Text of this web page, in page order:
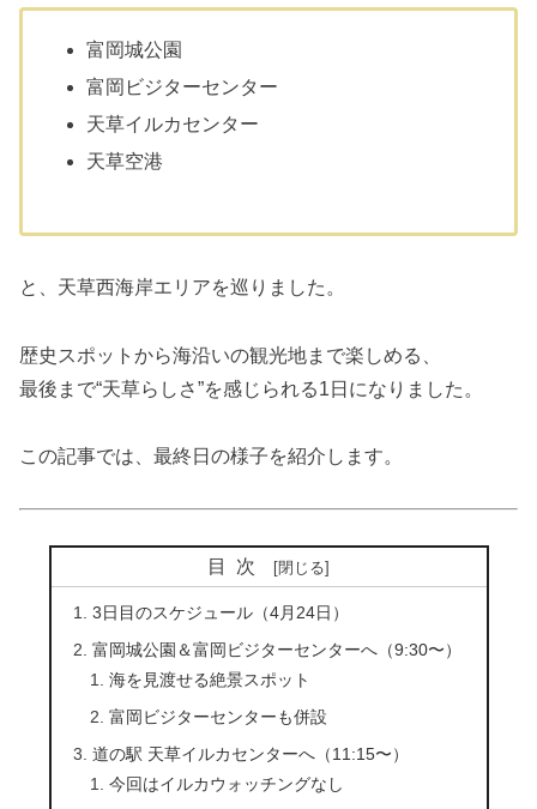
富岡城公園
富岡ビジターセンター
天草イルカセンター
天草空港
と、天草西海岸エリアを巡りました。
歴史スポットから海沿いの観光地まで楽しめる、
最後まで“天草らしさ”を感じられる1日になりました。
この記事では、最終日の様子を紹介します。
目次
3日目のスケジュール（4月24日）
富岡城公園＆富岡ビジターセンターへ（9:30〜）
海を見渡せる絶景スポット
富岡ビジターセンターも併設
道の駅 天草イルカセンターへ（11:15〜）
今回はイルカウォッチングなし